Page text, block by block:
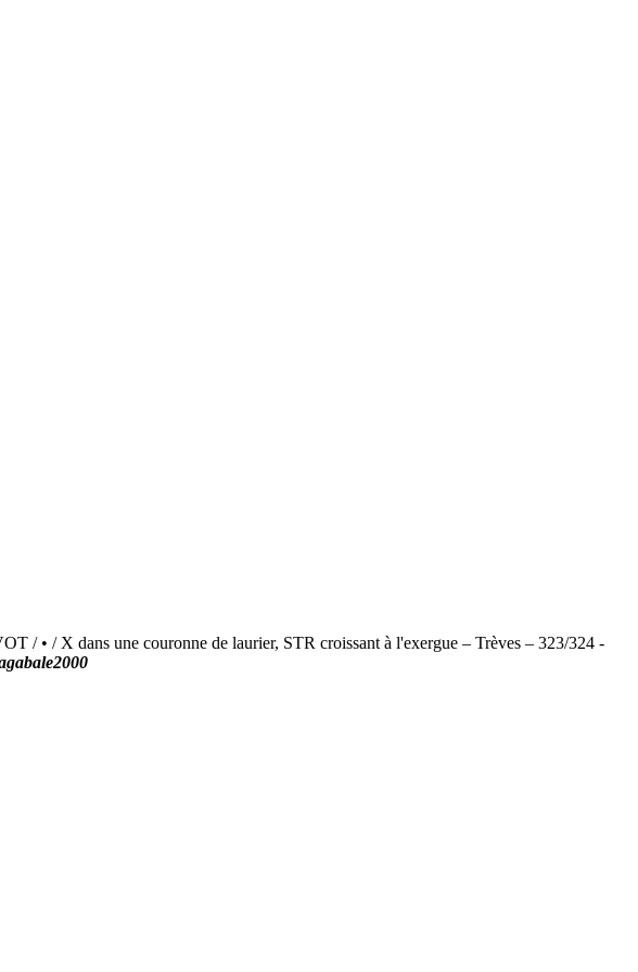
/ X dans une couronne de laurier, STR croissant à l'exergue – Trèves – 323/324 -